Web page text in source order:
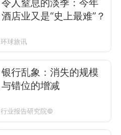
令人窒息的淡季：今年
酒店业又是“史上最难”？
环球旅讯
银行乱象：消失的规模
与错位的增减
行业报告研究院©